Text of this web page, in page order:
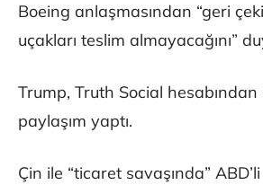
Boeing anlaşmasından “geri
uçakları teslim almayacağını”
Trump, Truth Social
paylaşım yaptı.
Çin ile “ticaret savaşında”